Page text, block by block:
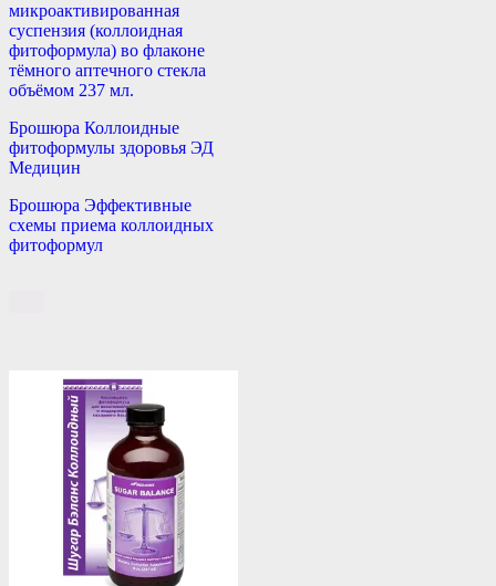
микроактивированная
суспензия (коллоидная
фитоформула) во флаконе
тёмного аптечного стекла
объёмом 237 мл.
Брошюра Коллоидные
фитоформулы здоровья ЭД
Медицин
Брошюра Эффективные
схемы приема коллоидных
фитоформул